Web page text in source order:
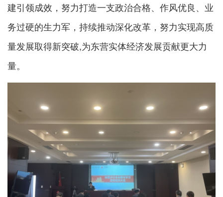
建引领成效，努力打造一支政治合格、作风优良、业
务过硬的生力军，持续推动深化改革，努力实现高质
量发展取得新突破,为东营实体经济发展贡献更大力
量。